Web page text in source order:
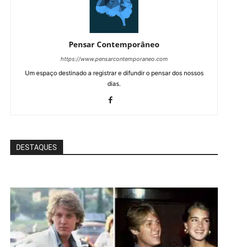
Pensar Contemporâneo
https://www.pensarcontemporaneo.com
Um espaço destinado a registrar e difundir o pensar dos nossos
dias.
DESTAQUES